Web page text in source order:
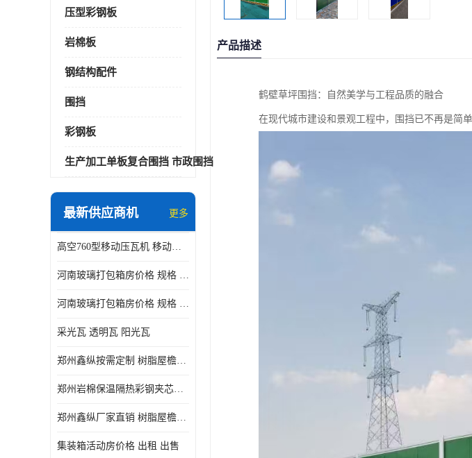
压型彩钢板
岩棉板
钢结构配件
围挡
彩钢板
生产加工单板复合围挡 市政围挡
最新供应商机 更多
高空760型移动压瓦机 移动升降制瓦设备租赁选郑州鑫纵
河南玻璃打包箱房价格 规格 鑫纵建材按需定制
河南玻璃打包箱房价格 规格 鑫纵建材批发
采光瓦 透明瓦 阳光瓦
郑州鑫纵按需定制 树脂屋檐装饰塑料琉璃瓦片 中式仿古瓦的特点 价格
郑州岩棉保温隔热彩钢夹芯板 郑州鑫纵支持定做
郑州鑫纵厂家直销 树脂屋檐装饰塑料琉璃瓦片 中式仿古瓦的特点 价格
集装箱活动房价格 出租 出售
产品描述
鹤壁草坪围挡：自然美学与工程品质的融合
在现代城市建设和景观工程中，围挡已不再是简